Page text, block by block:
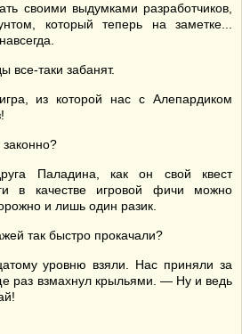
своими выдумками разработчиков,
который теперь на заметке...
таки забанят.
из которой нас с Алепардиком
Паладина, как он свой квест
в качестве игровой фичи можно
и лишь один разик.
так быстро прокачали?
уровню взяли. Нас приняли за
раз взмахнул крыльями. — Ну и ведь